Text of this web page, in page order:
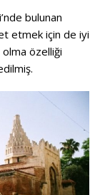
bulunan
etmek için de iyi
özelliği